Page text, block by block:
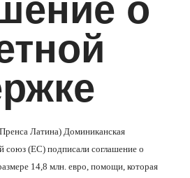
о
Латина) Доминиканская
союз (ЕС) подписали соглашение о
14,8 млн. евро, помощи, которая